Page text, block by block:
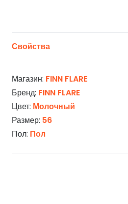
Свойства
Магазин: FINN FLARE
Бренд: FINN FLARE
Цвет: Молочный
Размер: 56
Пол: Пол